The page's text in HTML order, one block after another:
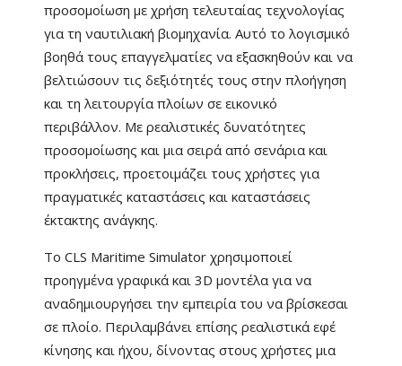
προσομοίωση με χρήση τελευταίας τεχνολογίας
για τη ναυτιλιακή βιομηχανία. Αυτό το λογισμικό
βοηθά τους επαγγελματίες να εξασκηθούν και να
βελτιώσουν τις δεξιότητές τους στην πλοήγηση
και τη λειτουργία πλοίων σε εικονικό
περιβάλλον. Με ρεαλιστικές δυνατότητες
προσομοίωσης και μια σειρά από σενάρια και
προκλήσεις, προετοιμάζει τους χρήστες για
πραγματικές καταστάσεις και καταστάσεις
έκτακτης ανάγκης.
ΤοCLS Maritime Simulator χρησιμοποιεί
προηγμένα γραφικά και 3D μοντέλαγια να
αναδημιουργήσει την εμπειρία του να βρίσκεσαι
σε πλοίο. Περιλαμβάνει επίσης ρεαλιστικά εφέ
κίνησης και ήχου, δίνοντας στους χρήστες μια